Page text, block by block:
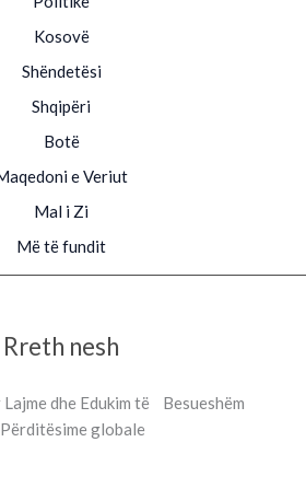
Kosovë
Shëndetësi
Shqipëri
Botë
e Veriut
Mal i Zi
Më të fundit
Rreth nesh
dhe Edukim të Besueshëm
Përditësime globale